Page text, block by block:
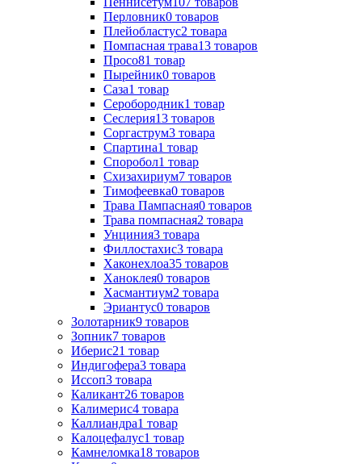
Перловник0 товаров
Плейобластус2 товара
Помпасная трава13 товаров
Просо81 товар
Пырейник0 товаров
Саза1 товар
Серобородник1 товар
Сеслерия13 товаров
Соргаструм3 товара
Спартина1 товар
Споробол1 товар
Схизахириум7 товаров
Тимофеевка0 товаров
Трава Пампасная0 товаров
Трава помпасная2 товара
Унциния3 товара
Филлостахис3 товара
Хаконехлоа35 товаров
Ханоклея0 товаров
Хасмантиум2 товара
Эриантус0 товаров
Золотарник9 товаров
Зопник7 товаров
Иберис21 товар
Индигофера3 товара
Иссоп3 товара
Каликант26 товаров
Калимерис4 товара
Каллиандра1 товар
Калоцефалус1 товар
Камнеломка18 товаров